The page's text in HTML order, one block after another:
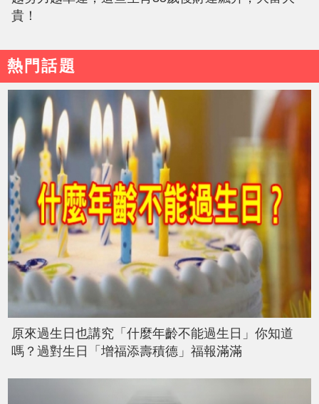
貴！
熱門話題
原來過生日也講究「什麼年齡不能過生日」你知道
嗎？過對生日「增福添壽積德」福報滿滿